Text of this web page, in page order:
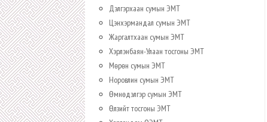
Дэлгэрхаан сумын ЭМТ
Цэнхэрмандал сумын ЭМТ
Жаргалтхаан сумын ЭМТ
Хэрлэнбаян-Улаан тосгоны ЭМТ
Мөрөн сумын ЭМТ
Норовлин сумын ЭМТ
Өмнөдэлгэр сумын ЭМТ
Өлзийт тосгоны ЭМТ